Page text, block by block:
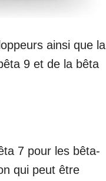
ainsi que la
9 et de la bêta
7 pour les bêta-
qui peut être